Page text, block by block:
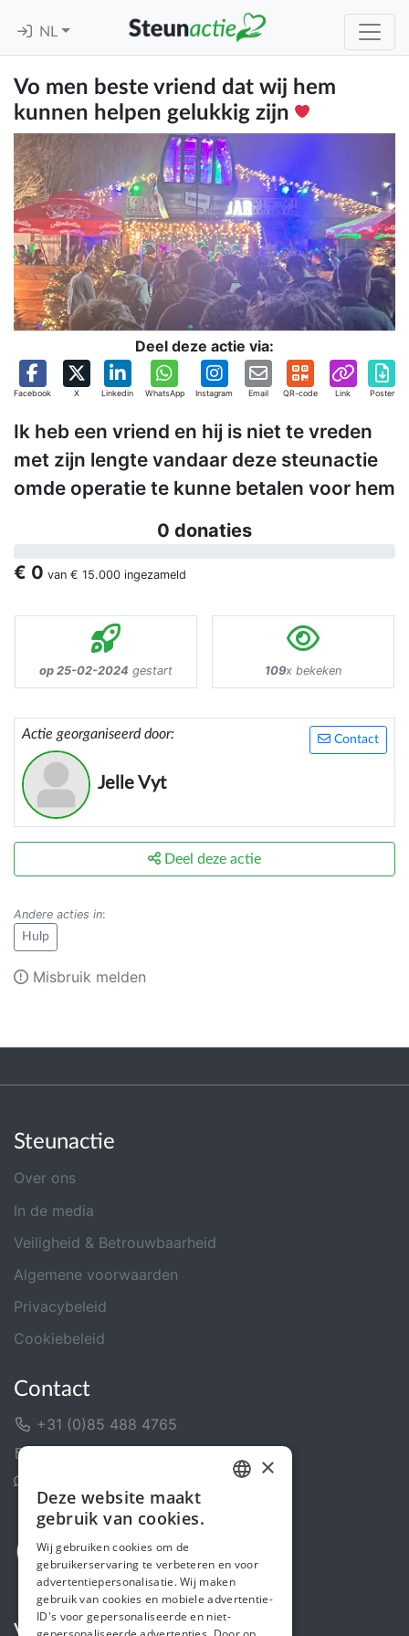
NL
Vo men beste vriend dat wij hem
kunnen helpen gelukkig zijn
Deel deze actie via:
Facebook X Linkedin WhatsApp Instagram Email QR-code Link Poster
Ik heb een vriend en hij is niet te vreden
met zijn lengte vandaar deze steunactie
omde operatie te kunne betalen voor hem
0 donaties
€ 0 van € 15.000 ingezameld
op 25-02-2024 gestart 109x bekeken
Contact
Actie georganiseerd door:
Jelle Vyt
Deel deze actie
Andere acties in:
Hulp
Misbruik melden
Steunactie
Over ons
In de media
Veiligheid & Betrouwbaarheid
Algemene voorwaarden
Privacybeleid
Cookiebeleid
Contact
+31 (0)85 488 4765
ENGLISH
×
Deze website maakt
gebruik van cookies.
Wij gebruiken cookies om de
gebruikerservaring te verbeteren en voor
advertentiepersonalisatie. Wij maken
gebruik van cookies en mobiele advertentie-
ID's voor gepersonaliseerde en niet-